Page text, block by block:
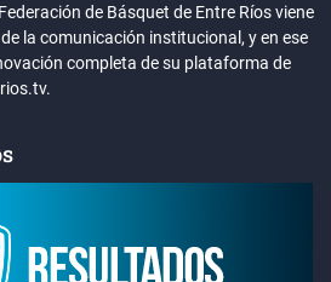
de Básquet de Entre Ríos viene
la comunicación institucional, y en ese
completa de su plataforma de